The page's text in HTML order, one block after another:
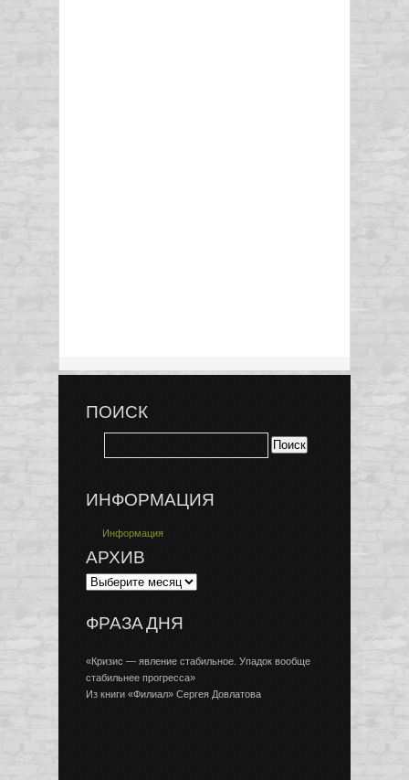
ПОИСК
ИНФОРМАЦИЯ
Информация
АРХИВ
ФРАЗА ДНЯ
«Кризис — явление стабильное. Упадок вообще
стабильнее прогресса»
Из книги «Филиал» Сергея Довлатова